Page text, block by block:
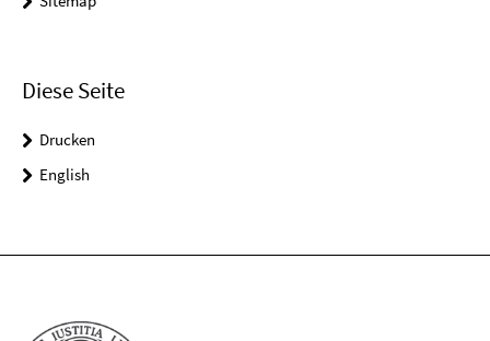
Diese Seite
Drucken
English